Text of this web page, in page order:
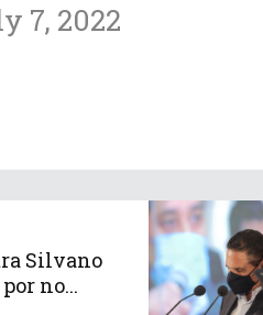
7, 2022
Silvano
no...